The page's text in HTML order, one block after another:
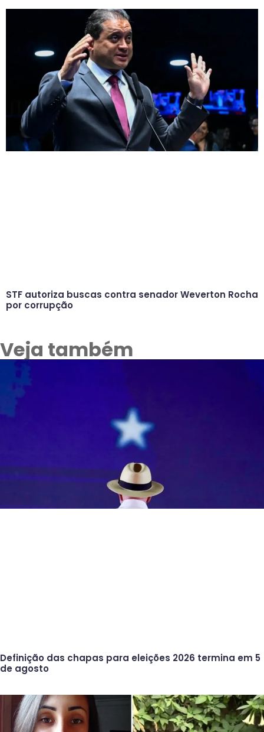
STF autoriza buscas contra senador Weverton Rocha
por corrupção
Veja também
Definição das chapas para eleições 2026 termina em 5
de agosto